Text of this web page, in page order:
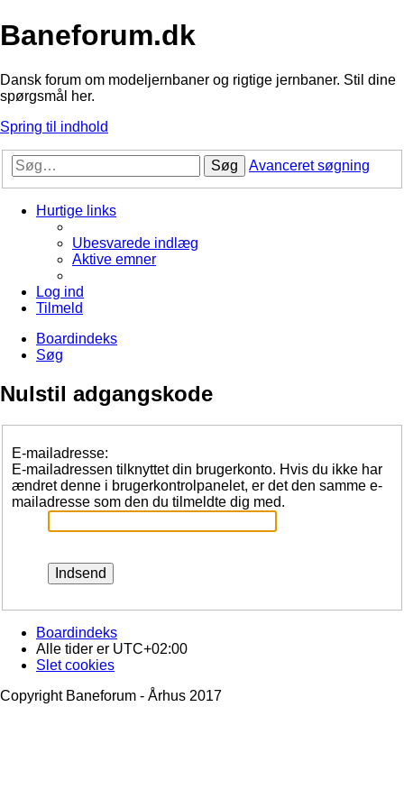
Baneforum.dk
Dansk forum om modeljernbaner og rigtige jernbaner. Stil dine
spørgsmål her.
Spring til indhold
Søg Avanceret søgning
Hurtige links
Ubesvarede indlæg
Aktive emner
Log ind
Tilmeld
Boardindeks
Søg
Nulstil adgangskode
E-mailadresse:
E-mailadressen tilknyttet din brugerkonto. Hvis du ikke har
ændret denne i brugerkontrolpanelet, er det den samme e-
mailadresse som den du tilmeldte dig med.
Boardindeks
Alle tider er UTC+02:00
Slet cookies
Copyright Baneforum - Århus 2017